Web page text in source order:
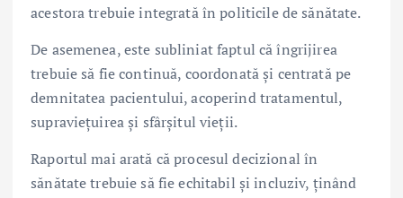
acestora trebuie integrată în politicile de sănătate.
De asemenea, este subliniat faptul că îngrijirea
trebuie să fie continuă, coordonată și centrată pe
demnitatea pacientului, acoperind tratamentul,
supraviețuirea și sfârșitul vieții.
Raportul mai arată că procesul decizional în
sănătate trebuie să fie echitabil și incluziv, ținând